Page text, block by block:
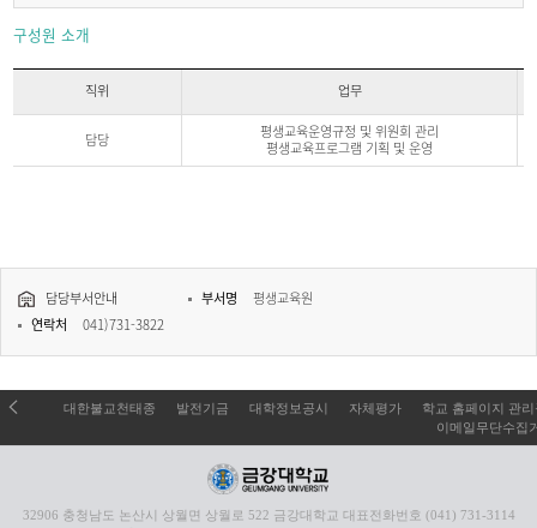
구성원 소개
구
소
전
화
에
관
정
직위 업무
담당
평생교육운영규정 및 위원회 관리
평생교육프로그램 기획 및 운영
담당부서안내 부서명
평생교육원
연락처
041)731-3822
대한불교천태종 발전기금 대학정보공시 자체평가
학교 홈페이지 관
이메일무단수집
32906 충청남도 논산시 상월면 상월로 522 금강대학교 대표전화번호 (041) 731-3114